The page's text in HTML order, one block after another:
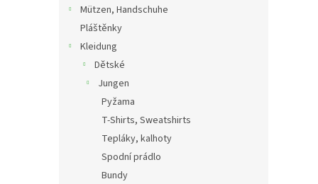
Mützen, Handschuhe
Pláštěnky
Kleidung
Dětské
Jungen
Pyžama
T-Shirts, Sweatshirts
Tepláky, kalhoty
Spodní prádlo
Bundy